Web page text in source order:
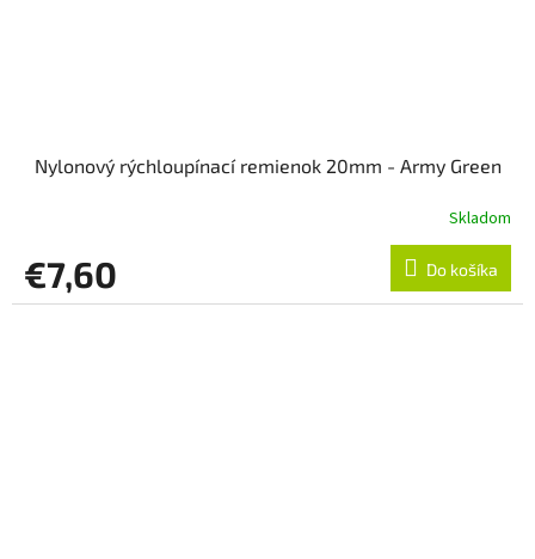
Nylonový rýchloupínací remienok 20mm - Army Green
Skladom
€7,60 Do košíka